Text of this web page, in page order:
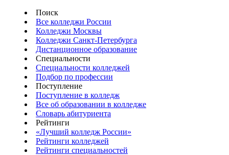
Поиск
Все колледжи России
Колледжи Москвы
Колледжи Санкт-Петербурга
Дистанционное образование
Специальности
Специальности колледжей
Подбор по профессии
Поступление
Поступление в колледж
Все об образовании в колледже
Словарь абитуриента
Рейтинги
«Лучший колледж России»
Рейтинги колледжей
Рейтинги специальностей